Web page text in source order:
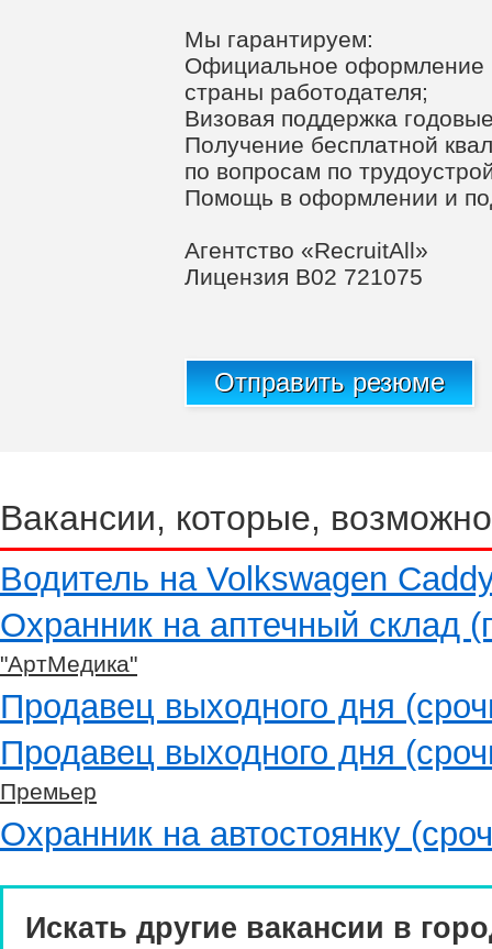
Мы гарантируем:
Официальное оформление
страны работодателя;
Визовая поддержка
Получение бесплатной
по вопросам по
Помощь в оформлении и
Агентство «RecruitAll»
Лицензия B02 721075
Отправить резюме
Вакансии, которые,
Водитель на Volkswagen
Охранник на аптечный склад
"АртМедика"
Продавец выходного дня
Продавец выходного дня
Премьер
Охранник на автостоянку
Искать другие вакансии в